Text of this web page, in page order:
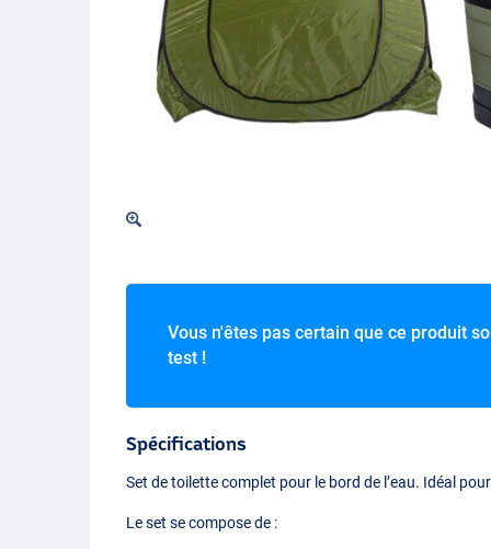
Vous n'êtes pas certain que ce produit
test !
Spécifications
Set de toilette complet pour le bord de l’eau. Idéal
Le set se compose de :